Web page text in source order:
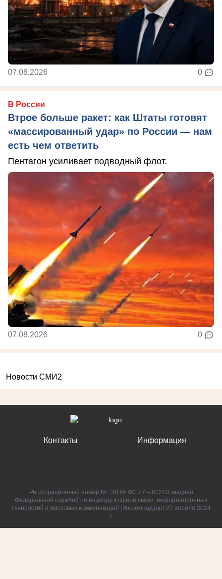
07.08.2026 0
В России
Втрое больше ракет: как Штаты готовят
«массированный удар» по России — нам
есть чем ответить
Пентагон усиливает подводный флот.
07.08.2026 0
Новости СМИ2
Контакты Информация
Регистрационный номер №: ЭЛ № ФС 77 – 87210, выдано
Федеральной службой по надзору в сфере связи, информационных
технологий и массовых коммуникаций (Роскомнадзор) 27 апреля 2024
г.